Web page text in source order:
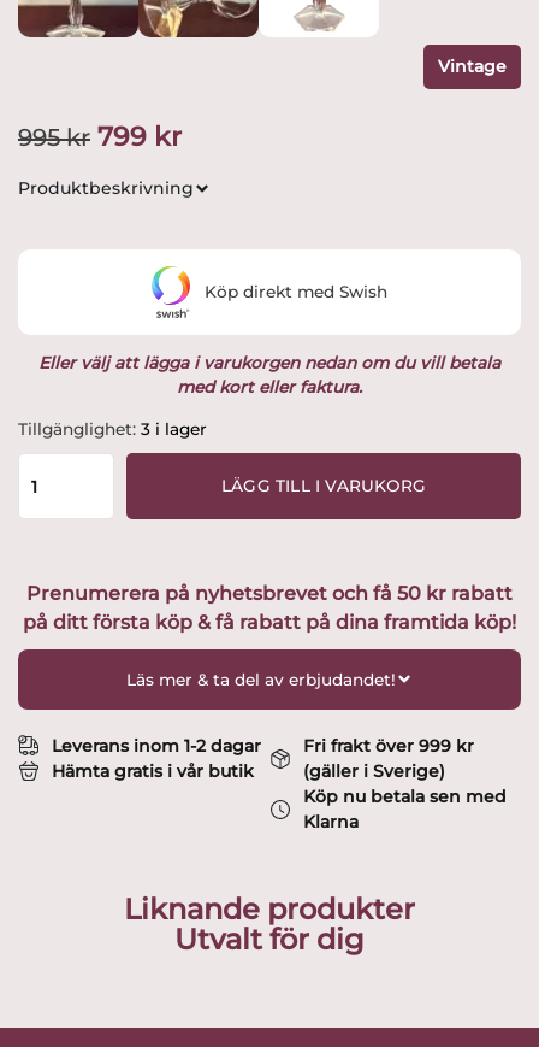
Vintage
995kr Det
ursprungliga
995 kr.
799 krDet
nuvarande
är:
799 kr.
Produktbeskrivning
Eller välj att lägga i varukorgen nedan om du vill betala
med kort eller faktura.
Tillgänglighet: 3 i lager
Kosta
Boda
Champagneglas
Design
1800
LÄGG TILL I VARUKORG
Köp direkt med Swish
Prenumerera på nyhetsbrevet och få 50 kr rabatt
på ditt första köp & få rabatt på dina framtida köp!
Läs mer & ta del av erbjudandet!
Leverans inom 1-2 dagar
Hämta gratis i vår butik
Fri frakt över 999 kr
(gäller i Sverige)
Köp nu betala sen med
Klarna
Liknande produkter
Utvalt för dig